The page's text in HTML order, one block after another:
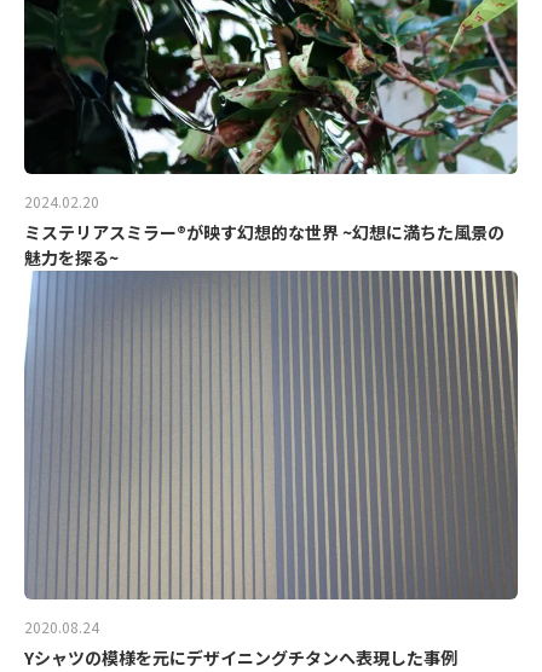
2024.02.20
ミステリアスミラー®が映す幻想的な世界 ~幻想に満ちた風景の
魅力を探る~
2020.08.24
Yシャツの模様を元にデザイニングチタンへ表現した事例